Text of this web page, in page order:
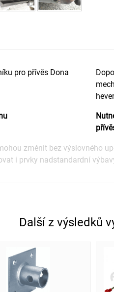
pro přívěs Dona
změnit bez výslovného
i prvky nadstandardní
Další z výsledků